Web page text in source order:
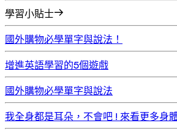
學習小貼士
國外購物必學單字與說法！
增進英語學習的5個遊戲
國外購物必學單字與說法
我全身都是耳朵，不會吧 ! 來看更多身